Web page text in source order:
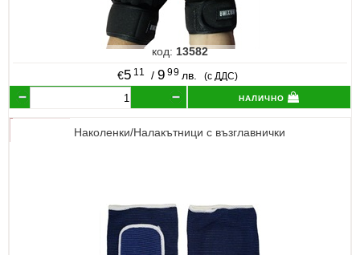
код: 13582
€5 11 / 9 99 лв. (с ДДС)
налично
Наколенки/Налакътници с възглавнички